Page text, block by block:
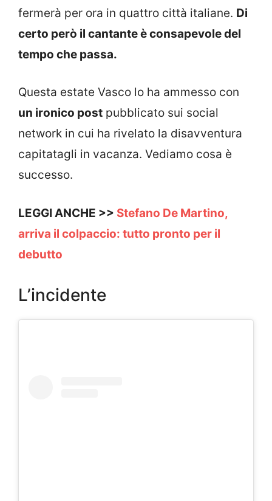
fermerà per ora in quattro città italiane. Di
certo però il cantante è consapevole del
tempo che passa.
Questa estate Vasco lo ha ammesso con
un ironico post pubblicato sui social
network in cui ha rivelato la disavventura
capitatagli in vacanza. Vediamo cosa è
successo.
LEGGI ANCHE >> Stefano De Martino,
arriva il colpaccio: tutto pronto per il
debutto
L’incidente